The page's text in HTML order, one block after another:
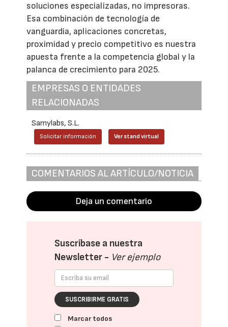
soluciones especializadas, no impresoras.
Esa combinación de tecnología de
vanguardia, aplicaciones concretas,
proximidad y precio competitivo es nuestra
apuesta frente a la competencia global y la
palanca de crecimiento para 2025.
EMPRESAS O ENTIDADES
RELACIONADAS
Samylabs, S.L.
Solicitar información Ver stand virtual
COMENTARIOS AL ARTÍCULO/NOTICIA
Deja un comentario
Suscríbase a nuestra
Newsletter - Ver ejemplo
SUSCRIBIRME GRATIS
Marcar todos